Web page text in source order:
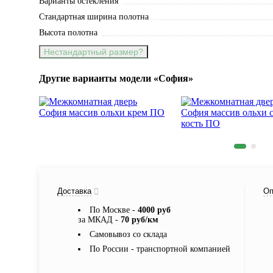
Стандартная ширина полотна
Высота полотна
Нестандартный размер?
Другие варианты модели «София»
Доставка
По Москве - 4000 руб
за МКАД - 70 руб/км
Самовывоз со склада
По России - транспортной компанией